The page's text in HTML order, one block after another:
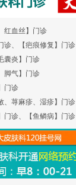
红血丝】门诊
诊、【疤痕修复】门诊
囊炎】门诊
脚气】门诊
门诊
、荨麻疹、湿疹】门诊
门诊、【鱼鳞病】门诊